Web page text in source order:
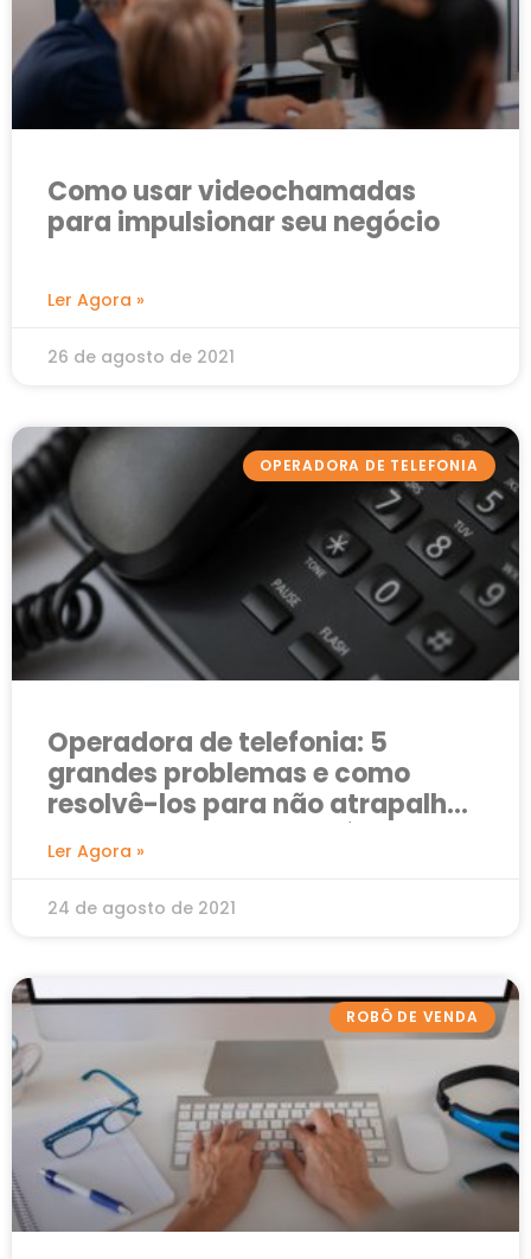
Como usar videochamadas
para impulsionar seu negócio
Ler Agora »
26 de agosto de 2021
OPERADORA DE TELEFONIA
Operadora de telefonia: 5
grandes problemas e como
resolvê-los para não atrapalhar
as vendas em seu negócio
Ler Agora »
24 de agosto de 2021
ROBÔ DE VENDA